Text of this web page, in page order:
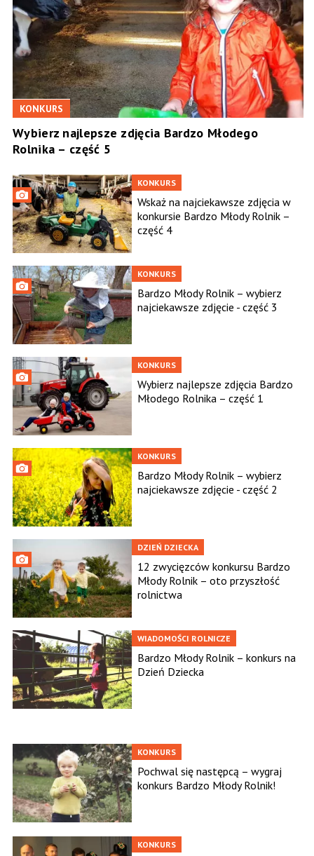
KONKURS
Wybierz najlepsze zdjęcia Bardzo Młodego
Rolnika – część 5
KONKURS
Wskaż na najciekawsze zdjęcia w
konkursie Bardzo Młody Rolnik –
część 4
KONKURS
Bardzo Młody Rolnik – wybierz
najciekawsze zdjęcie - część 3
KONKURS
Wybierz najlepsze zdjęcia Bardzo
Młodego Rolnika – część 1
KONKURS
Bardzo Młody Rolnik – wybierz
najciekawsze zdjęcie - część 2
DZIEŃ DZIECKA
12 zwycięzców konkursu Bardzo
Młody Rolnik – oto przyszłość
rolnictwa
WIADOMOŚCI ROLNICZE
Bardzo Młody Rolnik – konkurs na
Dzień Dziecka
KONKURS
Pochwal się następcą – wygraj
konkurs Bardzo Młody Rolnik!
KONKURS